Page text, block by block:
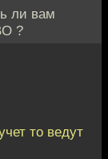
ли вам
?
то ведут